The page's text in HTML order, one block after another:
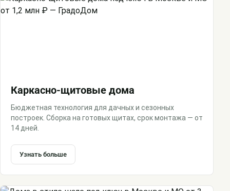
Каркасно-щитовые дома
Бюджетная технология для дачных и сезонных
построек. Сборка на готовых щитах, срок монтажа — от
14 дней.
Узнать больше